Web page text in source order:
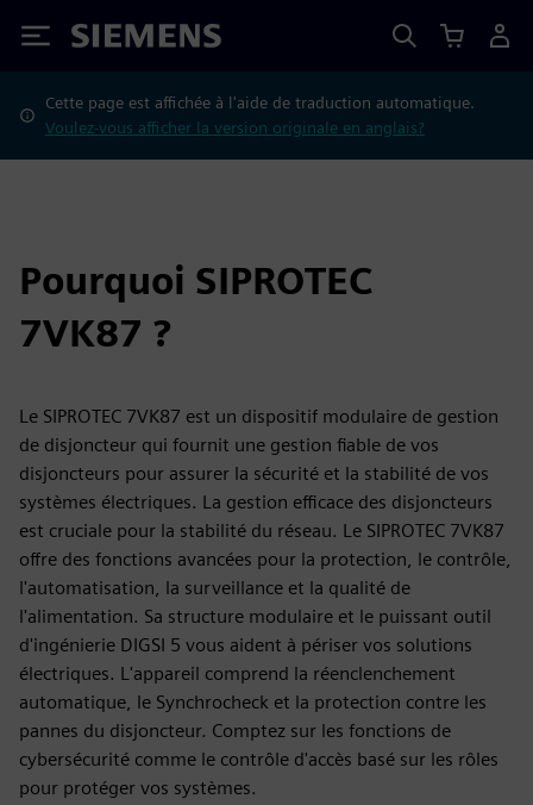
Siemens
Cette page est affichée à l'aide de traduction automatique.
Voulez-vous afficher la version originale en anglais?
Pourquoi SIPROTEC
7VK87 ?
Le SIPROTEC 7VK87 est un dispositif modulaire de gestion
de disjoncteur qui fournit une gestion fiable de vos
disjoncteurs pour assurer la sécurité et la stabilité de vos
systèmes électriques. La gestion efficace des disjoncteurs
est cruciale pour la stabilité du réseau. Le SIPROTEC 7VK87
offre des fonctions avancées pour la protection, le contrôle,
l'automatisation, la surveillance et la qualité de
l'alimentation. Sa structure modulaire et le puissant outil
d'ingénierie DIGSI 5 vous aident à périser vos solutions
électriques. L'appareil comprend la réenclenchement
automatique, le Synchrocheck et la protection contre les
pannes du disjoncteur. Comptez sur les fonctions de
cybersécurité comme le contrôle d'accès basé sur les rôles
pour protéger vos systèmes.